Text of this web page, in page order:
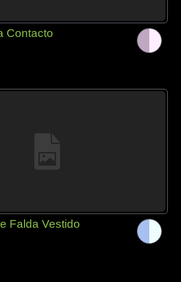
Contacto
Falda Vestido